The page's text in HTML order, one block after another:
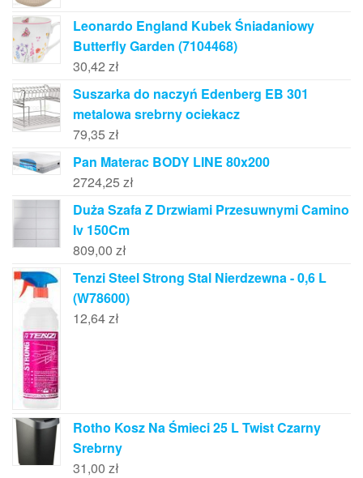
Leonardo England Kubek Śniadaniowy
Butterfly Garden (7104468)
30,42 zł
Suszarka do naczyń Edenberg EB 301
metalowa srebrny ociekacz
79,35 zł
Pan Materac BODY LINE 80x200
2724,25 zł
Duża Szafa Z Drzwiami Przesuwnymi Camino
Iv 150Cm
809,00 zł
Tenzi Steel Strong Stal Nierdzewna - 0,6 L
(W78600)
12,64zł
Rotho Kosz Na Śmieci 25 L Twist Czarny
Srebrny
31,00 zł